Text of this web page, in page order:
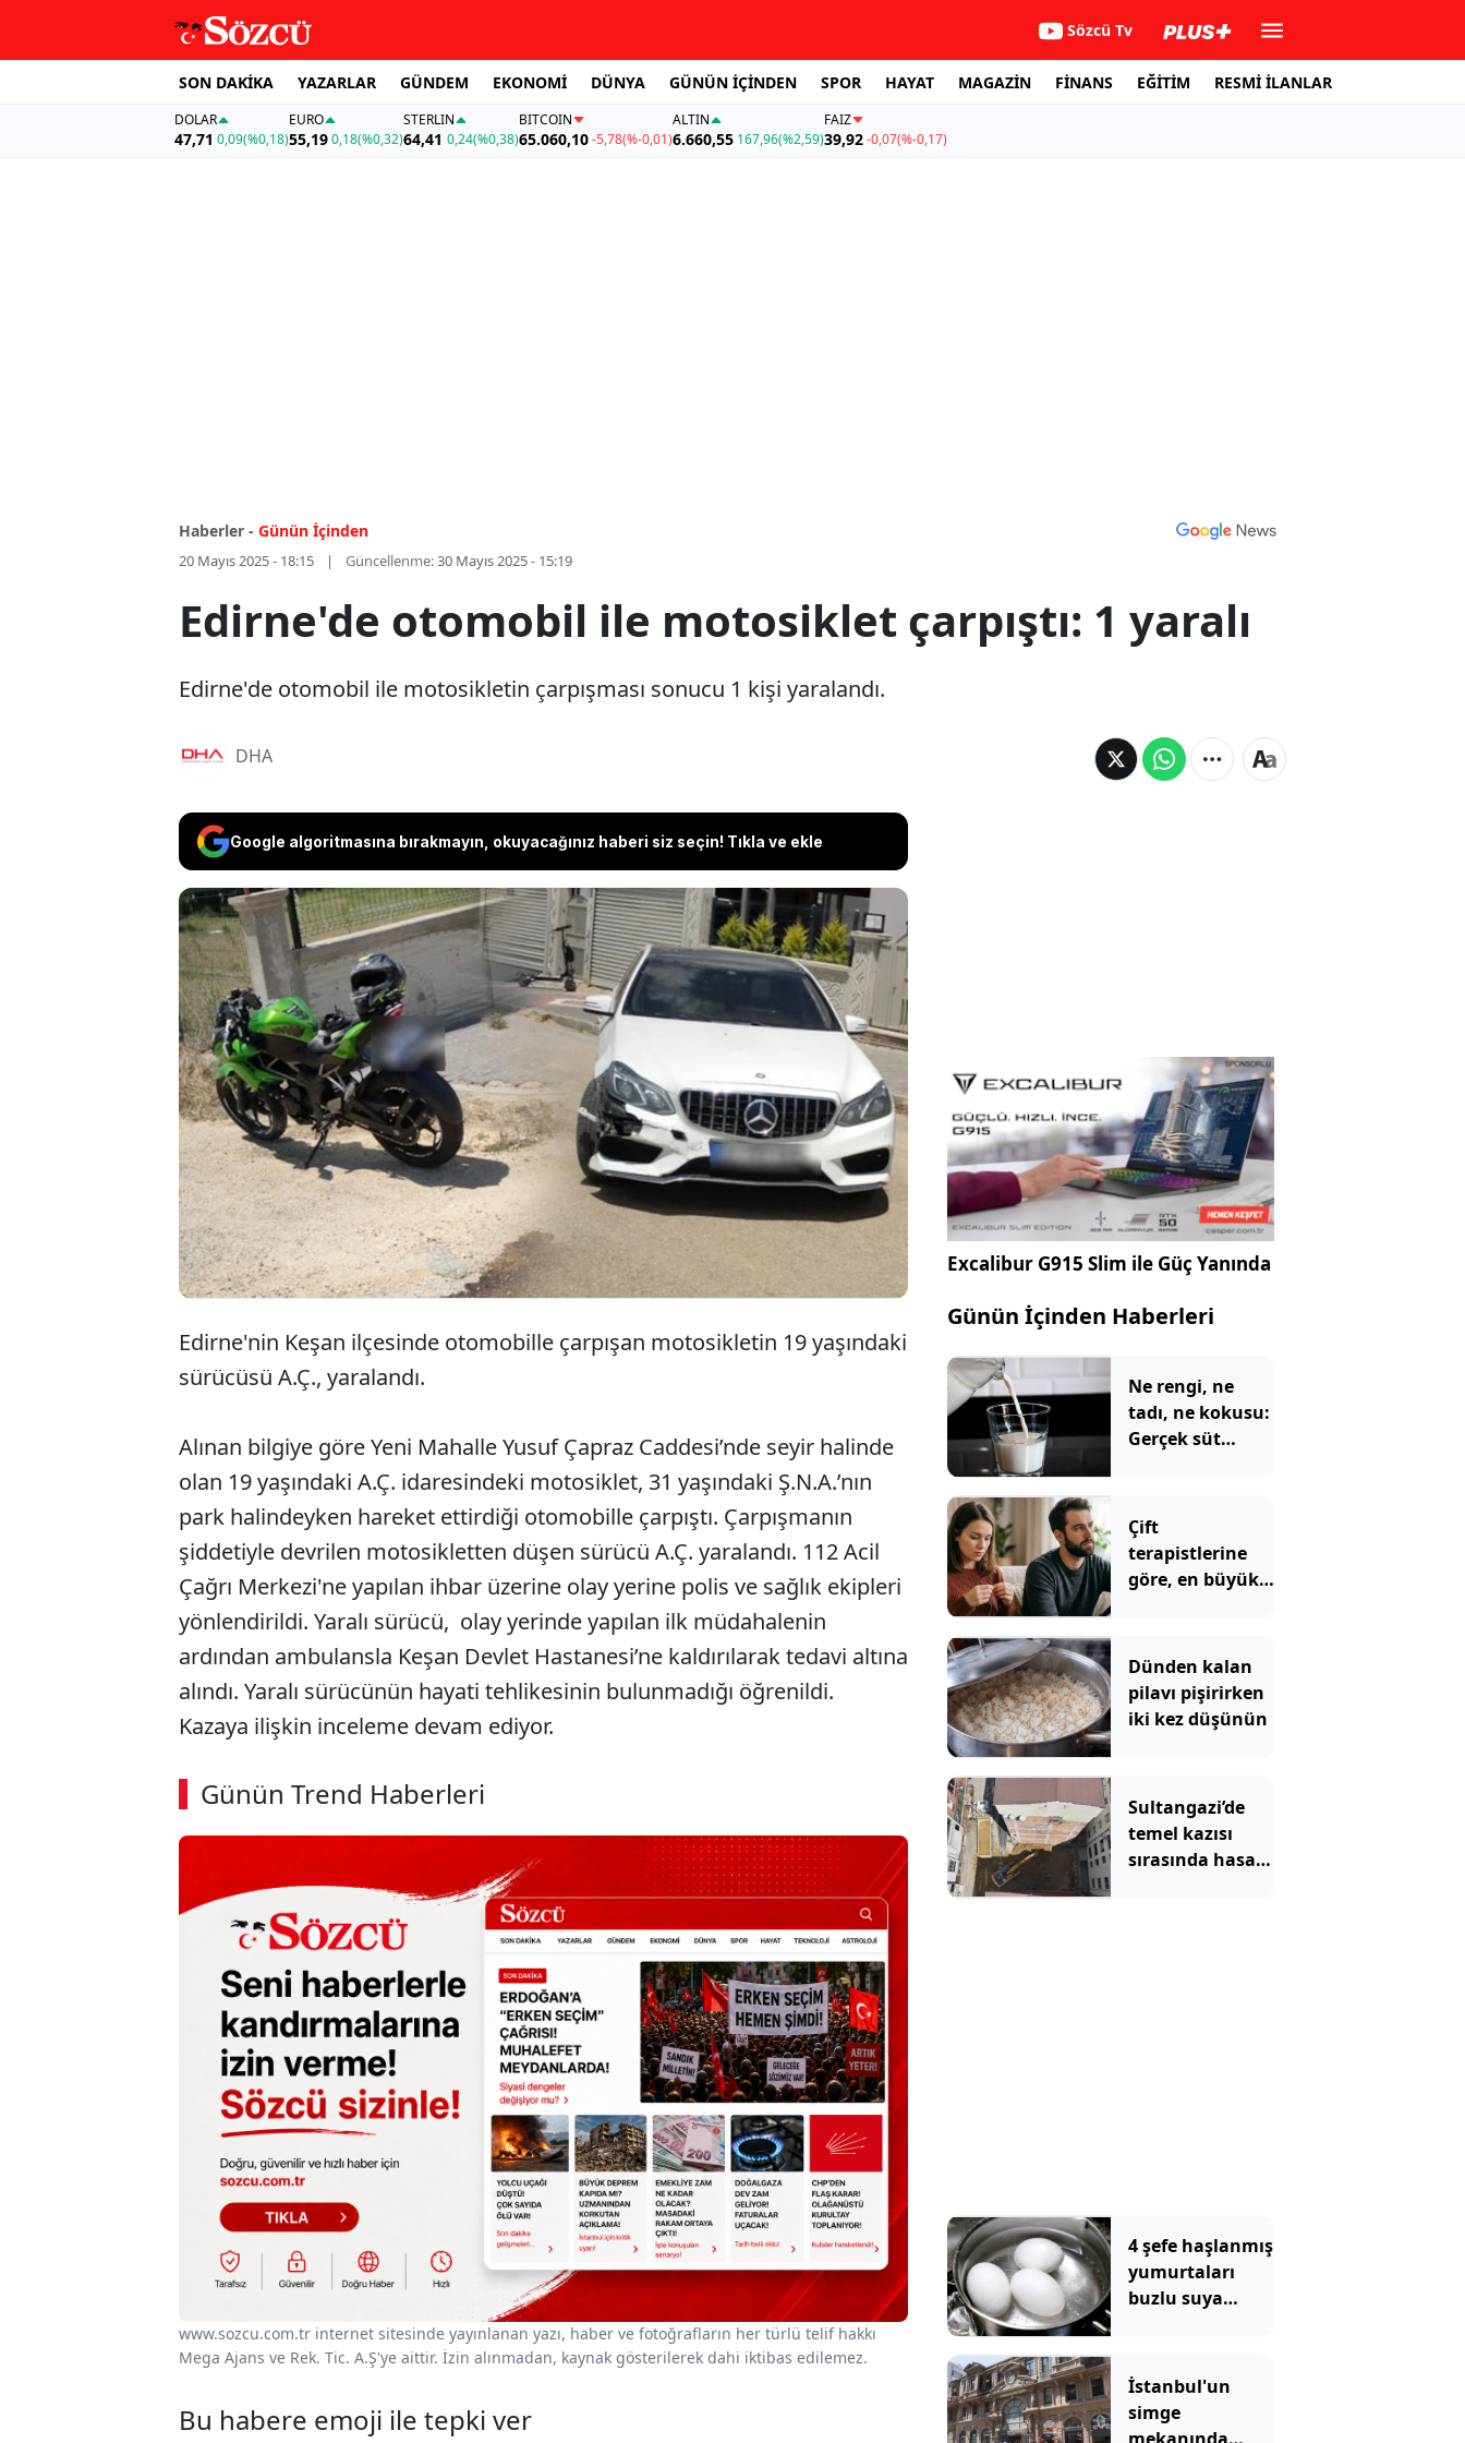
Sözcü Tv
SON DAKİKA YAZARLAR GÜNDEM EKONOMİ DÜNYA GÜNÜN İÇİNDEN SPOR HAYAT MAGAZİN FİNANS EĞİTİM RESMİ İLANLAR
DOLAR
47,71 0,09(%0,18)
EURO
55,19 0,18(%0,32)
STERLIN
64,41 0,24(%0,38)
BITCOIN
65.060,10-5,78(%-0,01)
ALTIN
6.660,55 167,96(%2,59)
FAİZ
39,92-0,07(%-0,17)
Haberler - Günün İçinden
20 Mayıs 2025 - 18:15 Güncellenme:30 Mayıs 2025 - 15:19
Edirne'de otomobil ile motosiklet çarpıştı: 1 yaralı
Edirne'de otomobil ile motosikletin çarpışması sonucu 1 kişi yaralandı.
DHA
Google algoritmasına bırakmayın, okuyacağınız haberi siz seçin! Tıkla ve ekle
Edirne'de otomobil ile motosikletin
çarpışması sonucu 1 kişi yaralandı.
Edirne'nin Keşan ilçesinde otomobille çarpışan motosikletin 19 yaşındaki
sürücüsü A.Ç., yaralandı.
Alınan bilgiye göre Yeni Mahalle Yusuf Çapraz Caddesi’nde seyir halinde
olan 19 yaşındaki A.Ç. idaresindeki motosiklet, 31 yaşındaki Ş.N.A.’nın
park halindeyken hareket ettirdiği otomobille çarpıştı. Çarpışmanın
şiddetiyle devrilen motosikletten düşen sürücü A.Ç. yaralandı. 112 Acil
Çağrı Merkezi'ne yapılan ihbar üzerine olay yerine polis ve sağlık ekipleri
yönlendirildi. Yaralı sürücü, olay yerinde yapılan ilk müdahalenin
ardından ambulansla Keşan Devlet Hastanesi’ne kaldırılarak tedavi altına
alındı. Yaralı sürücünün hayati tehlikesinin bulunmadığı öğrenildi.
Kazaya ilişkin inceleme devam ediyor.
Günün Trend Haberleri
www.sozcu.com.tr internet sitesinde yayınlanan yazı, haber ve fotoğrafların her türlü telif hakkı
Mega Ajans ve Rek. Tic. A.Ş'ye aittir. İzin alınmadan, kaynak gösterilerek dahi iktibas edilemez.
Bu habere emoji ile tepki ver
Excalibur G915 Slim ile Güç Yanında
Günün İçinden Haberleri
Ne rengi, ne
tadı, ne kokusu:
Gerçek süt
Çift
terapistlerine
göre, en büyük
karşılaştığı 5
ilişki sorunu
Dünden kalan
pilavı pişirirken
iki kez düşünün
Sultangazi’de
temel kazısı
sırasında hasar
4 şefe haşlanmış
yumurtaları
buzlu suya
olmadığı
soruldu, hepsi
aynı şeyi söyledi
İstanbul'un
simge